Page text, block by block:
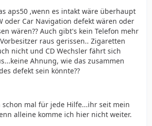
aps50 ,wenn es intakt wäre überhaupt
oder Car Navigation defekt wären oder
wären?? Auch gibt's kein Telefon mehr
raus gerissen.. Zigaretten
nicht und CD Wechsler fährt sich
Ahnung, wie das zusammen
defekt sein könnte??
mal für jede Hilfe...ihr seit mein
alleine komme ich hier nicht weiter.